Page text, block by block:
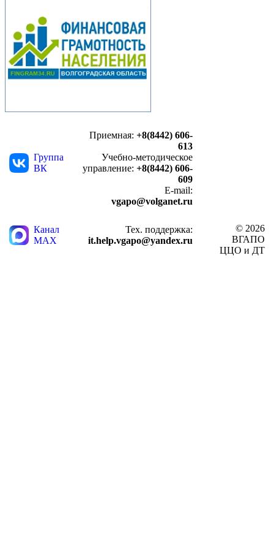
Группа
ВК
Приемная: +8(8442) 606-
613
Учебно-методическое
управление: +8(8442) 606-
609
E-mail:
vgapo@volganet.ru
Канал
MAX
Тех. поддержка:
it.help.vgapo@yandex.ru
© 2026
ВГАПО
ЦЦО и ДТ